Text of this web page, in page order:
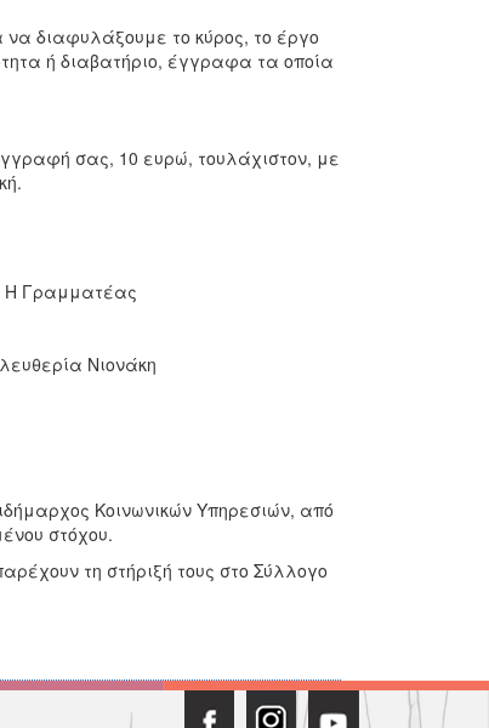
διαφυλάξουμε το κύρος, το έργο
ή διαβατήριο, έγγραφα τα οποία
σας, 10 ευρώ, τουλάχιστον, με
Κοινωνικών Υπηρεσιών, από
στόχου.
τη στήριξή τους στο Σύλλογο